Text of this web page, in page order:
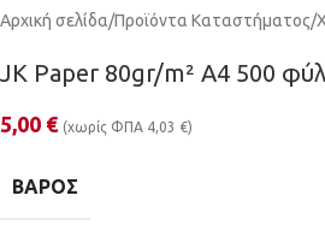
Αρχική σελίδα/Προϊόντα Καταστήματος/
JK Paper 80gr/m² A4 500
5,00 € (χωρίς ΦΠΑ 4,03 €)
ΒΆΡΟΣ